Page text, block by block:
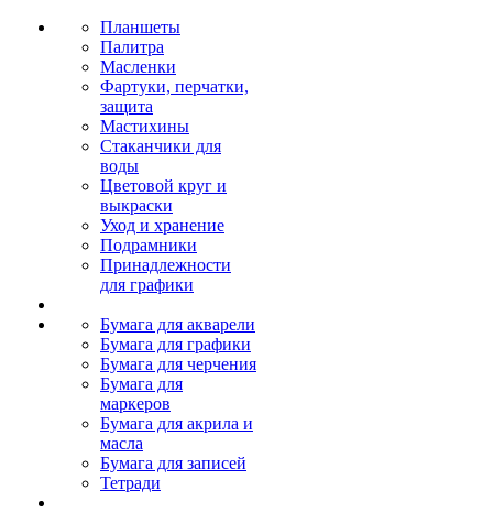
Планшеты
Палитра
Масленки
Фартуки, перчатки,
защита
Мастихины
Стаканчики для
воды
Цветовой круг и
выкраски
Уход и хранение
Подрамники
Принадлежности
для графики
Бумага для акварели
Бумага для графики
Бумага для черчения
Бумага для
маркеров
Бумага для акрила и
масла
Бумага для записей
Тетради